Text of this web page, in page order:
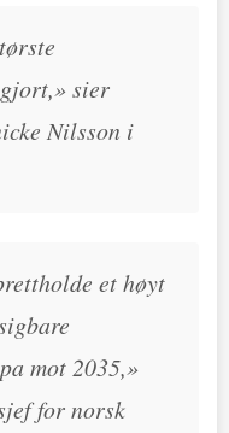
sier
Nilsson i
et høyt
mot 2035,»
for norsk